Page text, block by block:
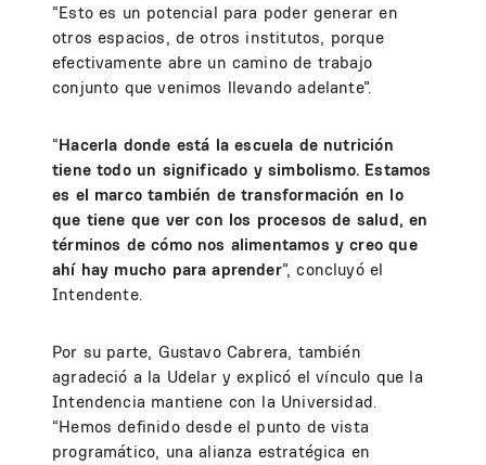
“Esto es un potencial para poder generar en
otros espacios, de otros institutos, porque
efectivamente abre un camino de trabajo
conjunto que venimos llevando adelante”.
“Hacerla donde está la escuela de nutrición
tiene todo un significado y simbolismo. Estamos
es el marco también de transformación en lo
que tiene que ver con los procesos de salud, en
términos de cómo nos alimentamos y creo que
ahí hay mucho para aprender”, concluyó el
Intendente.
Por su parte, Gustavo Cabrera, también
agradeció a la Udelar y explicó el vínculo que la
Intendencia mantiene con la Universidad.
“Hemos definido desde el punto de vista
programático, una alianza estratégica en